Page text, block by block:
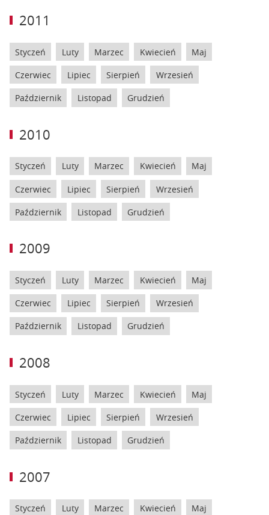
2011
Styczeń Luty Marzec Kwiecień Maj
Czerwiec Lipiec Sierpień Wrzesień
Październik Listopad Grudzień
2010
Styczeń Luty Marzec Kwiecień Maj
Czerwiec Lipiec Sierpień Wrzesień
Październik Listopad Grudzień
2009
Styczeń Luty Marzec Kwiecień Maj
Czerwiec Lipiec Sierpień Wrzesień
Październik Listopad Grudzień
2008
Styczeń Luty Marzec Kwiecień Maj
Czerwiec Lipiec Sierpień Wrzesień
Październik Listopad Grudzień
2007
Styczeń Luty Marzec Kwiecień Maj